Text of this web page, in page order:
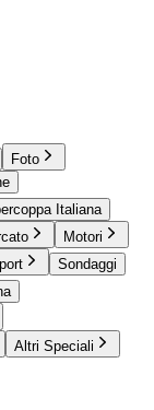
Foto
Italiana
Motori
Sondaggi
Altri Speciali